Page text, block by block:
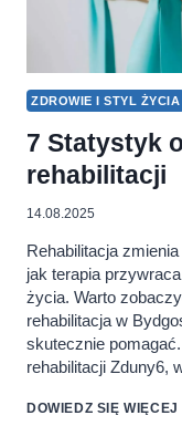
ZDROWIE I STYL ŻYCIA
7 Statystyk
rehabilitacji
14.08.2025
Rehabilitacja
jak terapia
życia. Warto
rehabilitacja w
skutecznie
rehabilitacji Zduny6,
DOWIEDZ SIĘ WIĘCEJ